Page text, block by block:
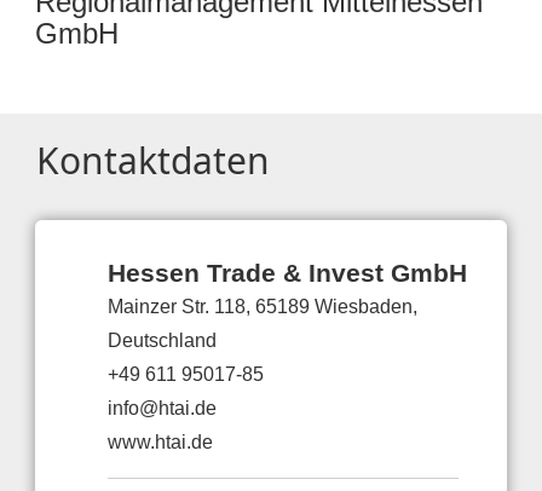
GmbH
Kontaktdaten
Hessen Trade & Invest GmbH
Mainzer Str. 118, 65189 Wiesbaden,
Deutschland
+49 611 95017-85
info@htai.de
www.htai.de